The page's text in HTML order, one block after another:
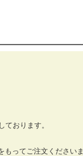
おります。
もってご注文ください